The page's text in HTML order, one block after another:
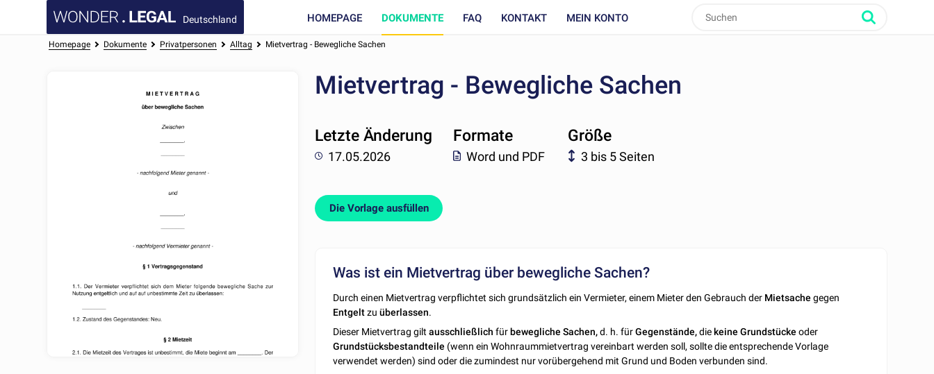
Deutschland HOMEPAGE DOKUMENTE FAQ KONTAKT MEIN KONTO
Homepage Dokumente Privatpersonen Alltag Mietvertrag - Bewegliche Sachen
Mietvertrag - Bewegliche Sachen
Letzte Änderung
17.05.2026
Formate
Word und PDF
Größe
3 bis 5 Seiten
Die Vorlage ausfüllen
Was ist ein Mietvertrag über bewegliche Sachen?
Durch einen Mietvertrag verpflichtet sich grundsätzlich ein Vermieter, einem Mieter den Gebrauch der Mietsache gegen
Entgeltzuüberlassen.
Dieser Mietvertrag giltausschließlich für bewegliche Sachen,d. h. fürGegenstände,die keine Grundstücke oder
Grundstücksbestandteile (wenn ein Wohnraummietvertrag vereinbart werden soll, sollte die entsprechende Vorlage
verwendet werden) sind oder die zumindest nur vorübergehend mit Grund und Boden verbunden sind.